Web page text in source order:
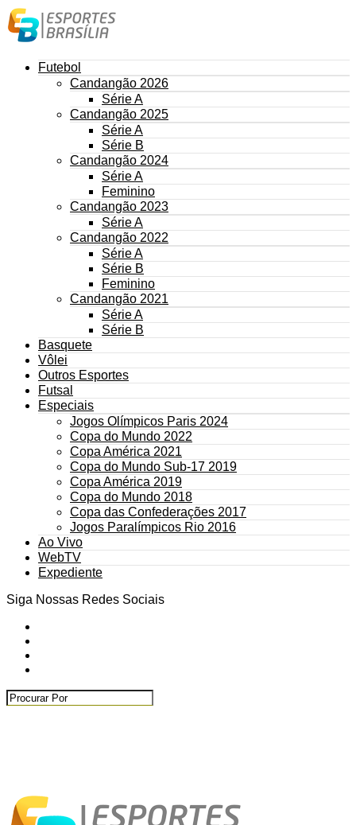
Futebol
Candangão 2026
Série A
Candangão 2025
Série A
Série B
Candangão 2024
Série A
Feminino
Candangão 2023
Série A
Candangão 2022
Série A
Série B
Feminino
Candangão 2021
Série A
Série B
Basquete
Vôlei
Outros Esportes
Futsal
Especiais
Jogos Olímpicos Paris 2024
Copa do Mundo 2022
Copa América 2021
Copa do Mundo Sub-17 2019
Copa América 2019
Copa do Mundo 2018
Copa das Confederações 2017
Jogos Paralímpicos Rio 2016
Ao Vivo
WebTV
Expediente
Siga Nossas Redes Sociais